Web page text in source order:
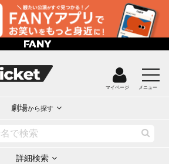
マイページ メニュー
劇場から探す
詳細検索